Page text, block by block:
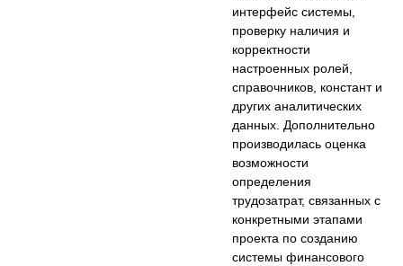
интерфейс системы,
проверку наличия и
корректности
настроенных ролей,
справочников, констант и
других аналитических
данных. Дополнительно
производилась оценка
возможности
определения
трудозатрат, связанных с
конкретными этапами
проекта по созданию
системы финансового